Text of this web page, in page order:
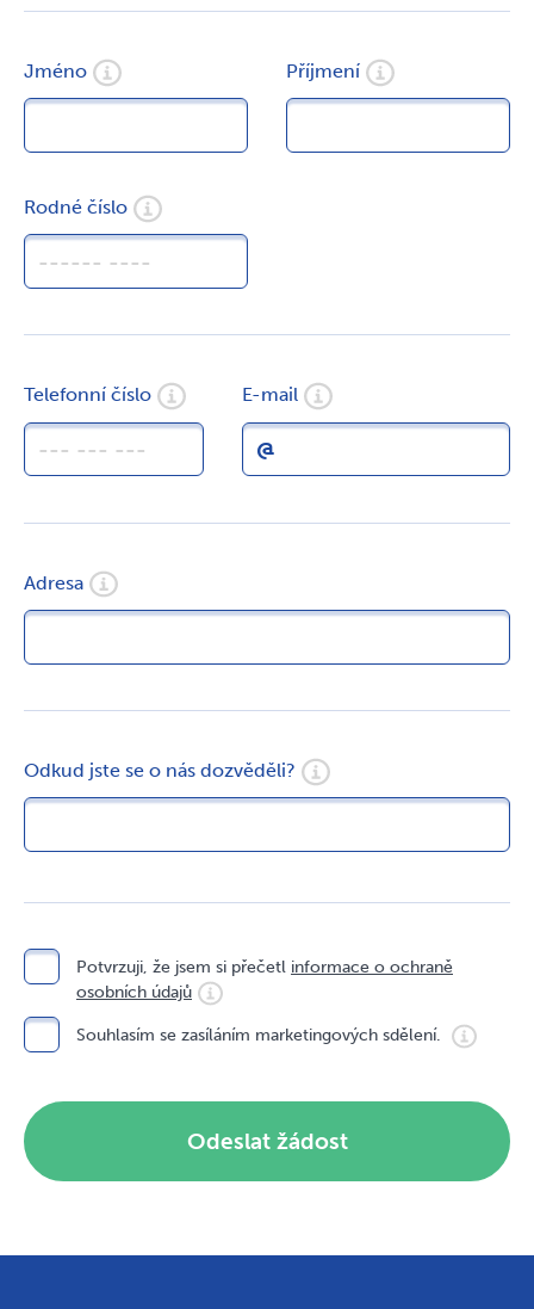
Úvodní stránka
Jméno Příjmení
Rodné číslo
Telefonní číslo E-mail
Adresa
Odkud jste se o nás dozvěděli?
Potvrzuji, že jsem si přečetl informace o ochraně
osobních údajů
Souhlasím se zasíláním marketingových sdělení.
Odeslat žádost